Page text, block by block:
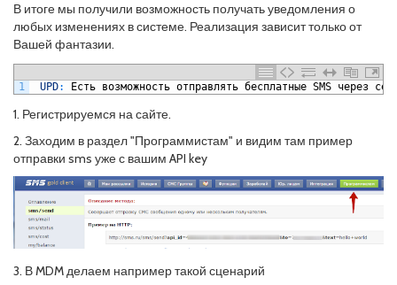
В итоге мы получили возможность получать уведомления о
любых изменениях в системе. Реализация зависит только от
Вашей фантазии.
1 UPD: Есть возможность отправлять бесплатные SMS через
1. Регистрируемся на сайте.
2. Заходим в раздел "Программистам" и видим там пример
отправки sms уже с вашим API key
3. В MDM делаем например такой сценарий